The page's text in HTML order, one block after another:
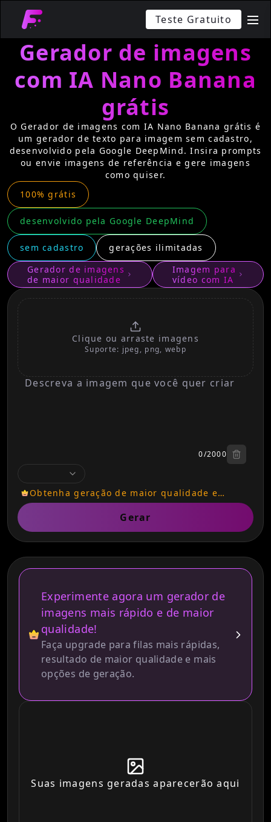
Teste Gratuito
Gerador de imagens
com IA Nano Banana
grátis
O Gerador de imagens com IA Nano Banana grátis é
um gerador de texto para imagem sem cadastro,
desenvolvido pela Google DeepMind. Insira prompts
ou envie imagens de referência e gere imagens
como quiser.
100% grátis
desenvolvido pela Google DeepMind
sem cadastro
gerações ilimitadas
Gerador de imagens
de maior qualidade
Imagem para
vídeo com IA
Clique ou arraste imagens
Suporte: jpeg, png, webp
Clique ou arraste imagens
0/2000 Limpar
Obtenha geração de maior qualidade e
recursos de edição de imagem
Gerar
Experimente agora um gerador de
imagens mais rápido e de maior
qualidade!
Faça upgrade para filas mais rápidas,
resultado de maior qualidade e mais
opções de geração.
Suas imagens geradas aparecerão aqui